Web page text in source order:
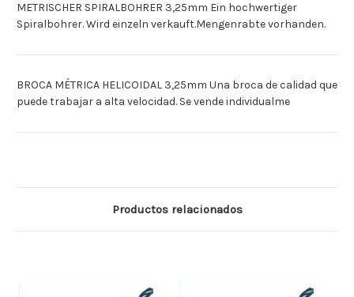
METRISCHER SPIRALBOHRER 3,25mm Ein hochwertiger
Spiralbohrer. Wird einzeln verkauft.Mengenrabte vorhanden.
BROCA MÉTRICA HELICOIDAL 3,25mm Una broca de calidad que
puede trabajar a alta velocidad. Se vende individualme
Productos relacionados